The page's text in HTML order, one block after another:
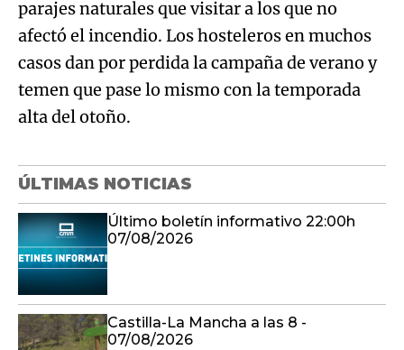
parajes naturales que visitar a los que no
afectó el incendio. Los hosteleros en muchos
casos dan por perdida la campaña de verano y
temen que pase lo mismo con la temporada
alta del otoño.
ÚLTIMAS NOTICIAS
Último boletín informativo 22:00h
07/08/2026
Castilla-La Mancha a las 8 -
07/08/2026